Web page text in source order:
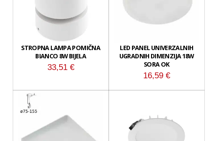
STROPNA LAMPA POMIČNA
BIANCO 8W BIJELA
33,51 €
LED PANEL UNIVERZALNIH
UGRADNIH DIMENZIJA 18W
SORA OK
16,59€